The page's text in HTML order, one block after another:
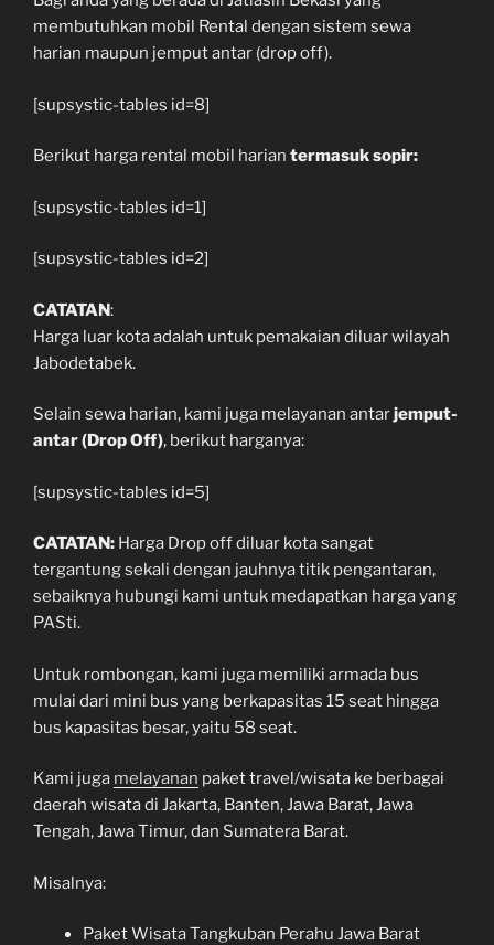
membutuhkan mobil Rental dengan sistem sewa
harian maupun jemput antar (drop off).
[supsystic-tables id=8]
Berikut harga rental mobil harian termasuk sopir:
[supsystic-tables id=1]
[supsystic-tables id=2]
CATATAN:
Harga luar kota adalah untuk pemakaian diluar wilayah
Jabodetabek.
Selain sewa harian, kami juga melayanan antarjemput-
antar (Drop Off), berikut harganya:
[supsystic-tables id=5]
CATATAN: Harga Drop off diluar kota sangat
tergantung sekali dengan jauhnya titik pengantaran,
sebaiknya hubungi kami untuk medapatkan harga yang
PASti.
Untuk rombongan, kami juga memiliki armada bus
mulai dari mini bus yang berkapasitas 15 seat hingga
bus kapasitas besar, yaitu 58 seat.
Kami juga melayanan paket travel/wisata ke berbagai
daerah wisata di Jakarta, Banten, Jawa Barat, Jawa
Tengah, Jawa Timur, dan Sumatera Barat.
Misalnya:
Paket Wisata Tangkuban Perahu Jawa Barat